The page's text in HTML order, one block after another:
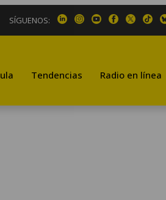
SÍGUENOS:
Tendencias Radio en línea